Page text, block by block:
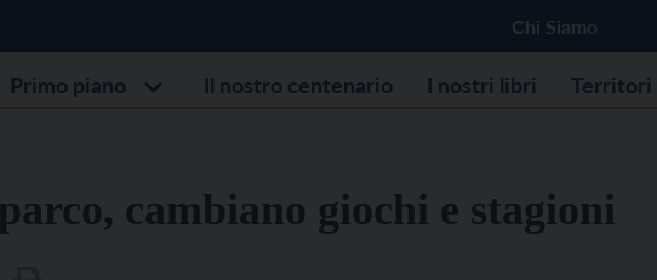
Chi Siamo
Primo piano Il nostro centenario I nostri libri Territori
cambiano giochi e stagioni